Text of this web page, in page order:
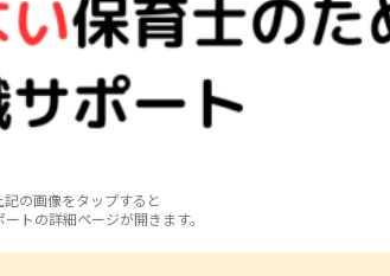
記の画像をタップすると
トの詳細ページが開きます。